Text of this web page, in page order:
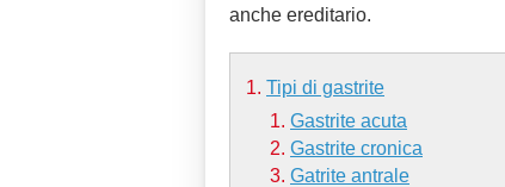
anche ereditario.
Tipi di gastrite
Gastrite acuta
Gastrite cronica
Gatrite antrale